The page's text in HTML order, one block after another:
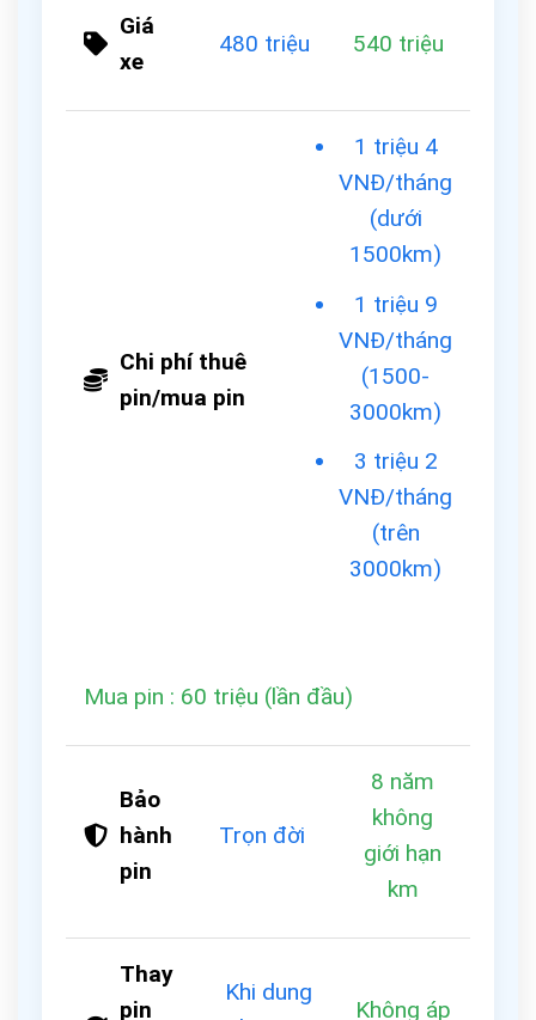
Giá
xe
480 triệu 540 triệu
Chi phí thuê
pin/mua pin
1 triệu 4
VNĐ/tháng
(dưới
1500km)
1 triệu 9
VNĐ/tháng
(1500-
3000km)
3 triệu 2
VNĐ/tháng
(trên
3000km)
Mua pin : 60 triệu (lần đầu)
Bảo
hành
pin
Trọn đời
8 năm
không
giới hạn
km
Thay
pin
Khi dung
Không áp